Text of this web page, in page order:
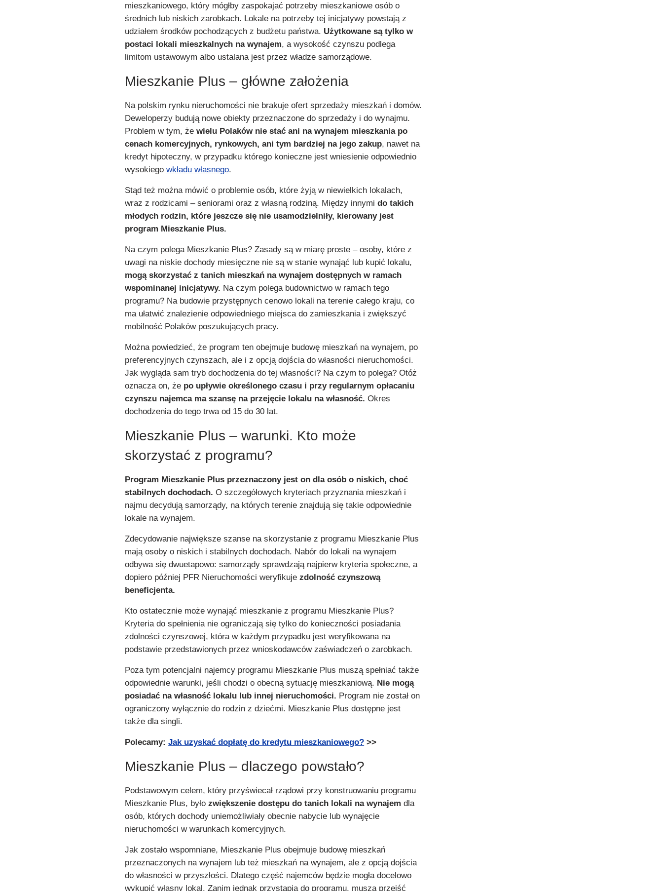
mieszkaniowego, który mógłby zaspokajać potrzeby mieszkaniowe osób o
średnich lub niskich zarobkach. Lokale na potrzeby tej inicjatywy powstają z
udziałem środków pochodzących z budżetu państwa. Użytkowane są tylko w
postaci lokali mieszkalnych na wynajem, a wysokość czynszu podlega
limitom ustawowym albo ustalana jest przez władze samorządowe.
Mieszkanie Plus – główne założenia
Na polskim rynku nieruchomości nie brakuje ofert sprzedaży mieszkań i domów.
Deweloperzy budują nowe obiekty przeznaczone do sprzedaży i do wynajmu.
Problem w tym, żewielu Polaków nie stać ani na wynajem mieszkania po
cenach komercyjnych, rynkowych, ani tym bardziej na jego zakup, nawet na
kredyt hipoteczny, w przypadku którego konieczne jest wniesienie odpowiednio
wysokiegowkładu własnego.
Stąd też można mówić o problemie osób, które żyją w niewielkich lokalach,
wraz z rodzicami – seniorami oraz z własną rodziną. Między innymido takich
młodych rodzin, które jeszcze się nie usamodzielniły, kierowany jest
program Mieszkanie Plus.
Na czym polega Mieszkanie Plus? Zasady są w miarę proste – osoby, które z
uwagi na niskie dochody miesięczne nie są w stanie wynająć lub kupić lokalu,
mogą skorzystać z tanich mieszkań na wynajem dostępnych w ramach
wspominanej inicjatywy. Na czym polega budownictwo w ramach tego
programu? Na budowie przystępnych cenowo lokali na terenie całego kraju, co
ma ułatwić znalezienie odpowiedniego miejsca do zamieszkania i zwiększyć
mobilność Polaków poszukujących pracy.
Można powiedzieć, że program ten obejmuje budowę mieszkań na wynajem, po
preferencyjnych czynszach, ale i z opcją dojścia do własności nieruchomości.
Jak wygląda sam tryb dochodzenia do tej własności? Na czym to polega? Otóż
oznacza on, że po upływie określonego czasu i przy regularnym opłacaniu
czynszu najemca ma szansę na przejęcie lokalu na własność. Okres
dochodzenia do tego trwa od 15 do 30 lat.
Mieszkanie Plus – warunki. Kto może
skorzystać z programu?
Program Mieszkanie Plus przeznaczony jest on dla osób o niskich, choć
stabilnych dochodach.O szczegółowych kryteriach przyznania mieszkań i
najmu decydują samorządy, na których terenie znajdują się takie odpowiednie
lokale na wynajem.
Zdecydowanie największe szanse na skorzystanie z programu Mieszkanie Plus
mają osoby o niskich i stabilnych dochodach. Nabór do lokali na wynajem
odbywa się dwuetapowo: samorządy sprawdzają najpierw kryteria społeczne, a
dopiero później PFR Nieruchomości weryfikujezdolność czynszową
beneficjenta.
Kto ostatecznie może wynająć mieszkanie z programu Mieszkanie Plus?
Kryteria do spełnienia nie ograniczają się tylko do konieczności posiadania
zdolności czynszowej, która w każdym przypadku jest weryfikowana na
podstawie przedstawionych przez wnioskodawców zaświadczeń o zarobkach.
Poza tym potencjalni najemcy programu Mieszkanie Plus muszą spełniać także
odpowiednie warunki, jeśli chodzi o obecną sytuację mieszkaniową. Nie mogą
posiadać na własność lokalu lub innej nieruchomości. Program nie został on
ograniczony wyłącznie do rodzin z dziećmi. Mieszkanie Plus dostępne jest
także dla singli.
Polecamy:Jak uzyskać dopłatę do kredytu mieszkaniowego? >>
Mieszkanie Plus – dlaczego powstało?
Podstawowym celem, który przyświecał rządowi przy konstruowaniu programu
Mieszkanie Plus, byłozwiększenie dostępu do tanich lokali na wynajem dla
osób, których dochody uniemożliwiały obecnie nabycie lub wynajęcie
nieruchomości w warunkach komercyjnych.
Jak zostało wspomniane, Mieszkanie Plus obejmuje budowę mieszkań
przeznaczonych na wynajem lub też mieszkań na wynajem, ale z opcją dojścia
do własności w przyszłości. Dlatego część najemców będzie mogła docelowo
wykupić własny lokal. Zanim jednak przystąpią do programu, muszą przejść